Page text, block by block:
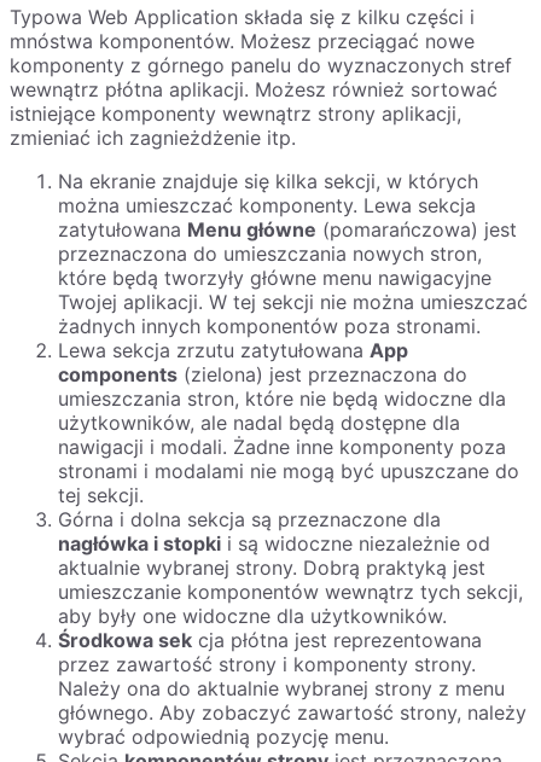
Typowa Web Application składa się z kilku części i
mnóstwa komponentów. Możesz przeciągać nowe
komponenty z górnego panelu do wyznaczonych stref
wewnątrz płótna aplikacji. Możesz również sortować
istniejące komponenty wewnątrz strony aplikacji,
zmieniać ich zagnieżdżenie itp.
Na ekranie znajduje się kilka sekcji, w których
można umieszczać komponenty. Lewa sekcja
zatytułowana Menu główne (pomarańczowa) jest
przeznaczona do umieszczania nowych stron,
które będą tworzyły główne menu nawigacyjne
Twojej aplikacji. W tej sekcji nie można umieszczać
żadnych innych komponentów poza stronami.
Lewa sekcja zrzutu zatytułowana App
components (zielona) jest przeznaczona do
umieszczania stron, które nie będą widoczne dla
użytkowników, ale nadal będą dostępne dla
nawigacji i modali. Żadne inne komponenty poza
stronami i modalami nie mogą być upuszczane do
tej sekcji.
Górna i dolna sekcja są przeznaczone dla
nagłówka i stopki i są widoczne niezależnie od
aktualnie wybranej strony. Dobrą praktyką jest
umieszczanie komponentów wewnątrz tych sekcji,
aby były one widoczne dla użytkowników.
Środkowa sek cja płótna jest reprezentowana
przez zawartość strony i komponenty strony.
Należy ona do aktualnie wybranej strony z menu
głównego. Aby zobaczyć zawartość strony, należy
wybrać odpowiednią pozycję menu.